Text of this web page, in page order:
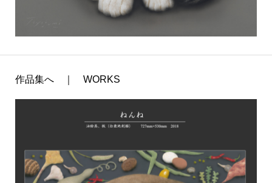
作品集へ ｜ WORKS